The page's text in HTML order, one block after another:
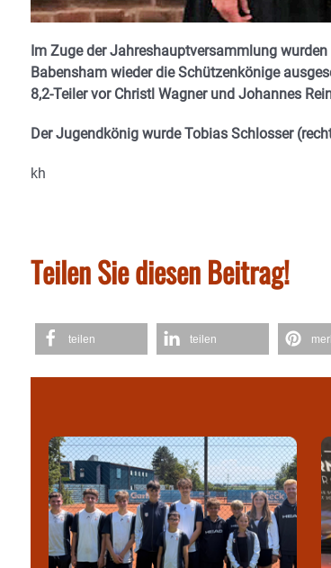
Im Zuge der Jahreshauptversammlung
Babensham wieder die Schützenkönige
8,2-Teiler vor Christl Wagner und Johannes
Der Jugendkönig wurde Tobias Schlosser
kh
Teilen Sie diesen Beitrag!
teilen teilen